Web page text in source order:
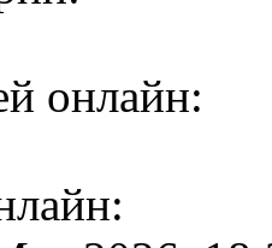
онлайн: